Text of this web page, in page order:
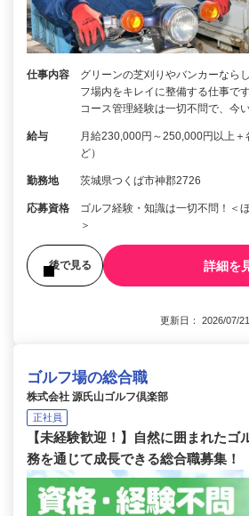
仕事内容
グリーンの芝刈りやバンカーなら
フ場内をキレイに整備する仕事で
コース管理経験は一切不問で、今
給与
月給230,000円～250,000円以上＋
ど）
勤務地 茨城県つくば市神郡2726
応募資格
ゴルフ経験・知識は一切不問！＜
＞
後で見る 詳細を
更新日： 2026/07/
ゴルフ場の総合職
株式会社 源氏山ゴルフ倶楽部
正社員
【未経験歓迎！】自然に囲まれたゴ
務を通じて成長できる総合職募集！